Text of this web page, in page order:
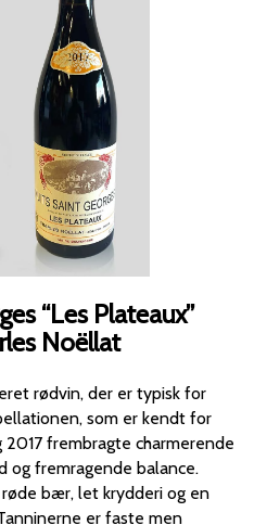
“Les Plateaux”
Noëllat
rødvin, der er typisk for
som er kendt for
fremragende balance.
bær, let krydderi og en